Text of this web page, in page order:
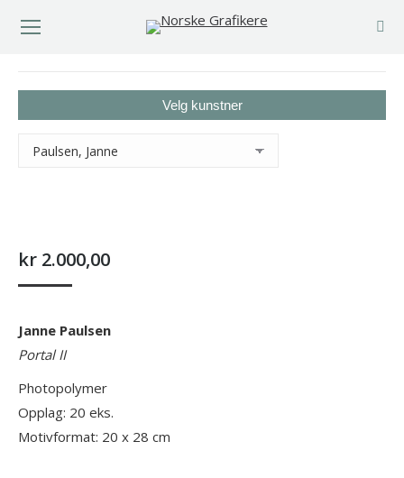
Velg kunstner
kr 2.000,00
Janne Paulsen
Portal II
Photopolymer
Opplag: 20 eks.
Motivformat: 20 x 28 cm